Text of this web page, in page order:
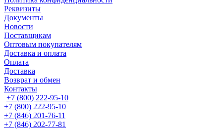
Реквизиты
Документы
Новости
Поставщикам
Оптовым покупателям
Доставка и оплата
Оплата
Доставка
Возврат и обмен
Контакты
+7 (800) 222-95-10
+7 (800) 222-95-10
+7 (846) 201-76-11
+7 (846) 202-77-81